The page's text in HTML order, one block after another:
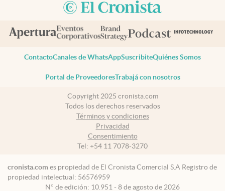
ContactoCanales de WhatsAppSuscribiteQuiénes Somos
Portal de ProveedoresTrabajá con nosotros
Copyright 2025 cronista.com
Todos los derechos reservados
Términos y condiciones
Privacidad
Consentimiento
Tel: +54 11 7078-3270
cronista.com es propiedad de El Cronista Comercial S.A Registro de
propiedad intelectual: 56576959
N° de edición: 10.951 - 8 de agosto de 2026